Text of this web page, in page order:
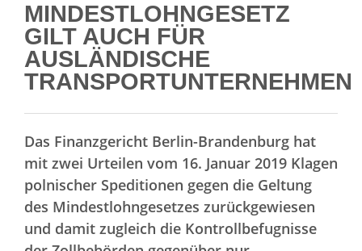
MINDESTLOHNGESETZ
GILT AUCH FÜR
AUSLÄNDISCHE
TRANSPORTUNTERNEHMEN
Das Finanzgericht Berlin-Brandenburg hat
mit zwei Urteilen vom 16. Januar 2019 Klagen
polnischer Speditionen gegen die Geltung
des Mindestlohngesetzes zurückgewiesen
und damit zugleich die Kontrollbefugnisse